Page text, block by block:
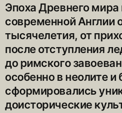
Эпоха Древнего мира
современной Англии
тысячелетия, от
после отступления
до римского
особенно в неолите и
сформировались
доисторические